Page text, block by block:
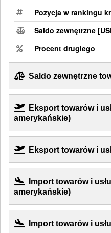
Pozycja w rankingu
Saldo zewnętrzne
Procent drugiego
Saldo zewnętrzne
Eksport towarów i
amerykańskie)
Eksport towarów i
Import towarów i
amerykańskie)
Import towarów i